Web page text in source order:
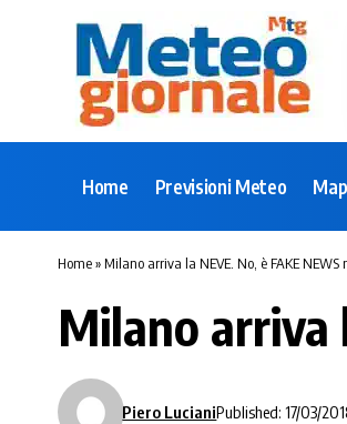
Home Previsioni Meteo
Home»Milano arriva la NEVE. No, è FAKE
Milano arriva
Piero LucianiPublished: 17/03/